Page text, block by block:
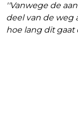
''Vanwege de
deel van de weg
hoe lang dit gaat